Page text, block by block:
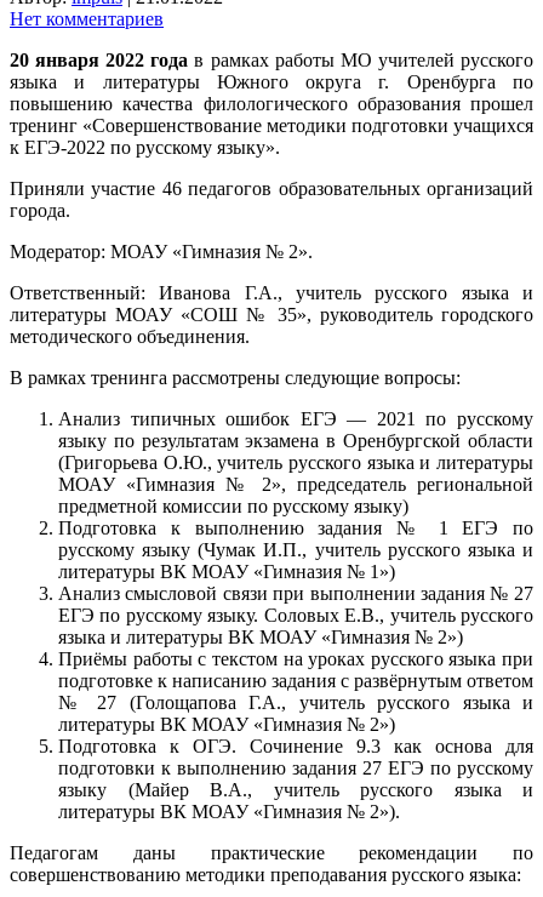
Нет комментариев
20 января 2022 года в рамках работы МО учителей русского
языка и литературы Южного округа г. Оренбурга по
повышению качества филологического образования прошел
тренинг «Совершенствование методики подготовки учащихся
к ЕГЭ-2022 по русскому языку».
Приняли участие 46 педагогов образовательных организаций
города.
Модератор: МОАУ «Гимназия № 2».
Ответственный: Иванова Г.А., учитель русского языка и
литературы МОАУ «СОШ № 35», руководитель городского
методического объединения.
В рамках тренинга рассмотрены следующие вопросы:
Анализ типичных ошибок ЕГЭ — 2021 по русскому
языку по результатам экзамена в Оренбургской области
(Григорьева О.Ю., учитель русского языка и литературы
МОАУ «Гимназия № 2», председатель региональной
предметной комиссии по русскому языку)
Подготовка к выполнению задания № 1 ЕГЭ по
русскому языку (Чумак И.П., учитель русского языка и
литературы ВК МОАУ «Гимназия № 1»)
Анализ смысловой связи при выполнении задания № 27
ЕГЭ по русскому языку. Соловых Е.В., учитель русского
языка и литературы ВК МОАУ «Гимназия № 2»)
Приёмы работы с текстом на уроках русского языка при
подготовке к написанию задания с развёрнутым ответом
№ 27 (Голощапова Г.А., учитель русского языка и
литературы ВК МОАУ «Гимназия № 2»)
Подготовка к ОГЭ. Сочинение 9.3 как основа для
подготовки к выполнению задания 27 ЕГЭ по русскому
языку (Майер В.А., учитель русского языка и
литературы ВК МОАУ «Гимназия № 2»).
Педагогам даны практические рекомендации по
совершенствованию методики преподавания русского языка: